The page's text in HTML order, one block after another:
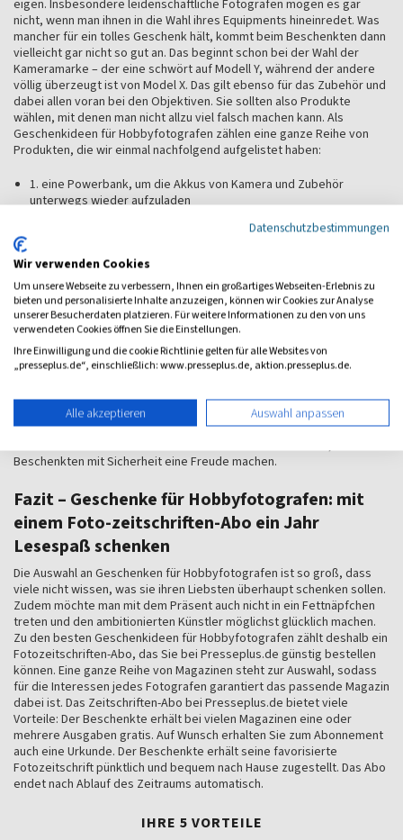
eigen. Insbesondere leidenschaftliche Fotografen mögen es gar
nicht, wenn man ihnen in die Wahl ihres Equipments hineinredet. Was
mancher für ein tolles Geschenk hält, kommt beim Beschenkten dann
vielleicht gar nicht so gut an. Das beginnt schon bei der Wahl der
Kameramarke – der eine schwört auf Modell Y, während der andere
völlig überzeugt ist von Model X. Das gilt ebenso für das Zubehör und
dabei allen voran bei den Objektiven. Sie sollten also Produkte
wählen, mit denen man nicht allzu viel falsch machen kann. Als
Geschenkideen für Hobbyfotografen zählen eine ganze Reihe von
Produkten, die wir einmal nachfolgend aufgelistet haben:
1. eine Powerbank, um die Akkus von Kamera und Zubehör
unterwegs wieder aufzuladen
viel Speicherplatz und können nicht genug davon haben
4. spezielle Handschuhe für Fotografen
5. ein besonders stylischer Kameragurt
6. ein kleines Tischstativ oder ein praktischer Bohnensack für
Makrofotografen
7. ein elegantes Einschlagtuch zum Schutz für Fotokameras
8. ein Trockenschrank für Kameras und Objektive
9. ein funktionaler Fotorucksack mit vielen Fächern
Mit diesen größtenteils relativ günstigen Geschenken für
Hobbyfotografen kann man grundsätzlich nicht allzu viel falsch
machen. Wer also eine kleine technische Aufmerksamkeit mit einem
Beschenkten mit Sicherheit eine Freude machen.
Fazit – Geschenke für Hobbyfotografen: mit
einem Foto-zeitschriften-Abo ein Jahr
Lesespaß schenken
Die Auswahl an Geschenken für Hobbyfotografen ist so groß, dass
viele nicht wissen, was sie ihren Liebsten überhaupt schenken sollen.
Zudem möchte man mit dem Präsent auch nicht in ein Fettnäpfchen
treten und den ambitionierten Künstler möglichst glücklich machen.
Zu den besten Geschenkideen für Hobbyfotografen zählt deshalb ein
Fotozeitschriften-Abo, das Sie bei Presseplus.de günstig bestellen
können. Eine ganze Reihe von Magazinen steht zur Auswahl, sodass
für die Interessen jedes Fotografen garantiert das passende Magazin
dabei ist. Das Zeitschriften-Abo bei Presseplus.de bietet viele
Vorteile: Der Beschenkte erhält bei vielen Magazinen eine oder
mehrere Ausgaben gratis. Auf Wunsch erhalten Sie zum Abonnement
auch eine Urkunde. Der Beschenkte erhält seine favorisierte
Fotozeitschrift pünktlich und bequem nach Hause zugestellt. Das Abo
endet nach Ablauf des Zeitraums automatisch.
IHRE 5 VORTEILE
Datenschutzbestimmungen
Wir verwenden Cookies
Um unsere Webseite zu verbessern, Ihnen ein großartiges Webseiten-Erlebnis zu
bieten und personalisierte Inhalte anzuzeigen, können wir Cookies zur Analyse
unserer Besucherdaten platzieren. Für weitere Informationen zu den von uns
verwendeten Cookies öffnen Sie die Einstellungen.
Ihre Einwilligung und die cookie Richtlinie gelten für alle Websites von
„presseplus.de“, einschließlich: www.presseplus.de, aktion.presseplus.de.
Alle akzeptieren Auswahl anpassen